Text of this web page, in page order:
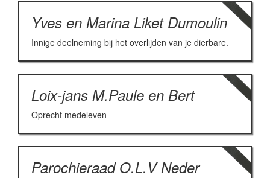
Yves en Marina Liket Dumoulin
Innige deelneming bij het overlijden van je dierbare.
Loix-jans M.Paule en Bert
Oprecht medeleven
Parochieraad O.L.V Neder